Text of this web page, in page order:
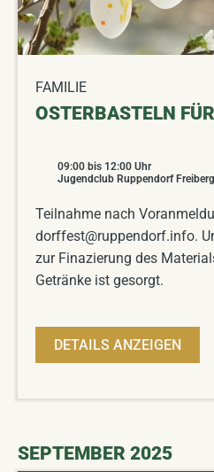
FAMILIE
OSTERBASTELN
09:00 bis 12:00 Uhr
Jugendclub Ruppendorf
Teilnahme nach
dorffest@ruppendorf.info.
zur Finazierung des
Getränke ist gesorgt.
DETAILS ANZEIGEN
SEPTEMBER 2025